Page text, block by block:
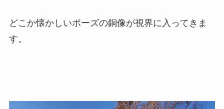
どこか懐かしいポーズの銅像が視界に入ってきま
す。